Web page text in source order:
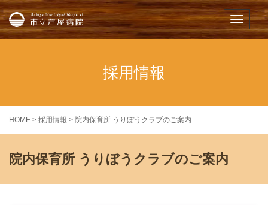
メニュー
市立芦屋病院
採用情報
HOME > 採用情報 > 院内保育所 うりぼうクラブのご案内
院内保育所 うりぼうクラブのご案内